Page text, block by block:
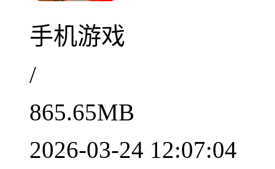
手机游戏
/
865.65MB
2026-03-24 12:07:04